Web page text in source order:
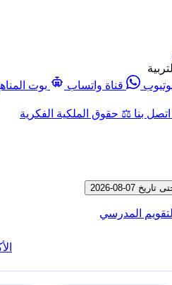
قناة واتساب
بوت
اتصل بنا ⚖️ حقوق الملكية الفكرية
08-2026
التقويم المدرسي